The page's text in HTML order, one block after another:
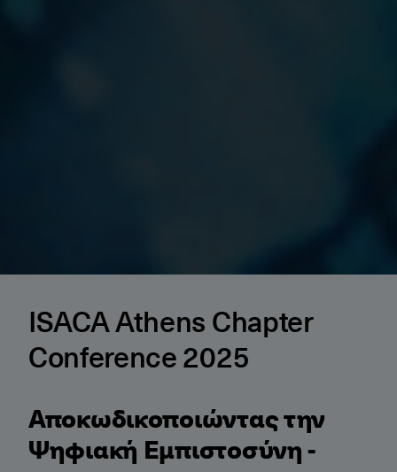
ISACA Athens Chapter
Conference 2025
Αποκωδικοποιώντας την
Ψηφιακή Εμπιστοσύνη -